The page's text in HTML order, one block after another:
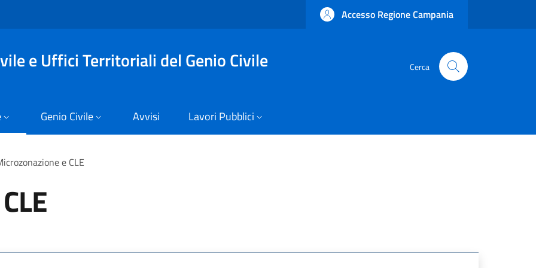
Accesso Regione Campania
e Uffici Territoriali del Genio Civile Cerca
Genio Civile Avvisi Lavori Pubblici
e CLE